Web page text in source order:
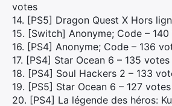
votes
14. [PS5] Dragon Quest X Hors
15. [Switch] Anonyme; Code –
16. [PS4] Anonyme; Code – 136
17. [PS4] Star Ocean 6 – 135 votes
18. [PS4] Soul Hackers 2 – 133
19. [PS5] Star Ocean 6 – 127 votes
20. [PS4] La légende des héros: